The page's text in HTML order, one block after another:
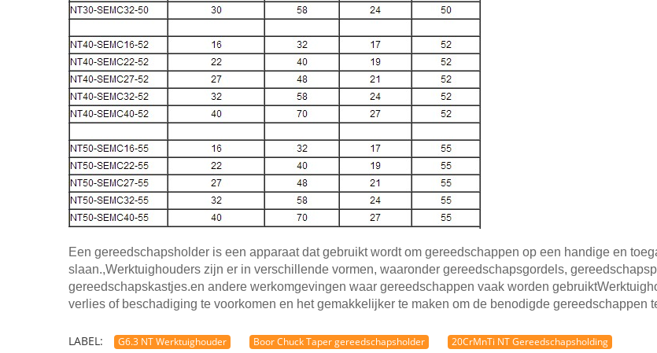
Een gereedschapsholder is een apparaat dat gebruikt wordt om gereedschappen op een handige en
slaan.,Werktuighouders zijn er in verschillende vormen, waaronder gereedschapsgordels,
gereedschapskastjes.en andere werkomgevingen waar gereedschappen vaak worden
verlies of beschadiging te voorkomen en het gemakkelijker te maken om de benodigde gereedschappen
LABEL: G6.3 NT Werktuighouder Boor Chuck Taper gereedschapsholder 20CrMnTi NT Gereedschapsholding